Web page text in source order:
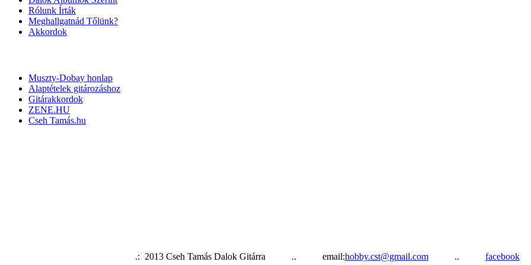
Rólunk Írták
Meghallgatnád Tőlünk?
Akkordok
Muszty-Dobay honlap
Alaptételek gitározáshoz
Gitárakkordok
ZENE.HU
Cseh Tamás.hu
.: 2013 Cseh Tamás Dalok Gitárra .. email:hobby.cst@gmail.com.. facebook